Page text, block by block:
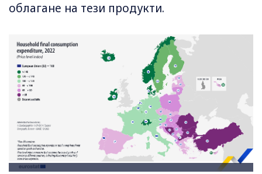
облагане на тези продукти.